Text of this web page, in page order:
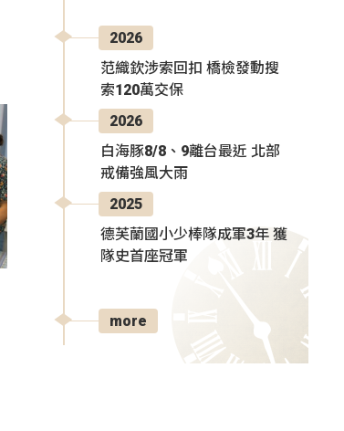
2026
范織欽涉索回扣 橋檢發動搜
索120萬交保
2026
白海豚8/8、9離台最近 北部
戒備強風大雨
2025
德芙蘭國小少棒隊成軍3年 獲
隊史首座冠軍
more